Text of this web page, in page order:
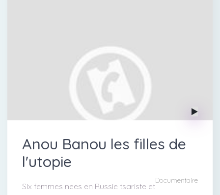
Anou Banou les filles de
l'utopie
Documentaire
Six femmes nees en Russie tsariste et